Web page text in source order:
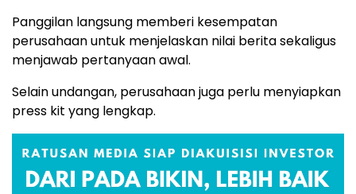
Panggilan langsung memberi kesempatan
perusahaan untuk menjelaskan nilai berita sekaligus
menjawab pertanyaan awal.
Selain undangan, perusahaan juga perlu menyiapkan
press kit yang lengkap.